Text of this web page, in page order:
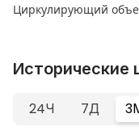
Циркулирующий
Исторические
24Ч 7Д